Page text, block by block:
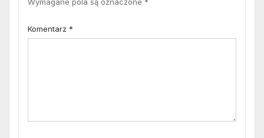
Wymagane pola są oznaczone *
Komentarz *